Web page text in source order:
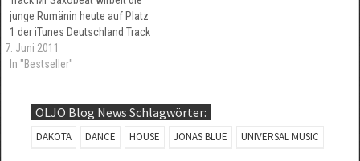
junge Rumänin heute auf Platz
1 der iTunes Deutschland Track
Charts. Mit fast 25% Vorsprung
hat sie LMFAO abgehängt. Mr
24h um glatte 30%. Ärgerlich:
verkaufen…
7. Juni 2011
In "Bestseller"
OLJO Blog News Schlagwörter:
DAKOTA DANCE HOUSE JONAS BLUE UNIVERSAL MUSIC